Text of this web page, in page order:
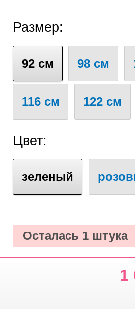
Размер:
92 см 98 см
116 см 122 см
Цвет:
зеленый
Осталась 1 штука
1